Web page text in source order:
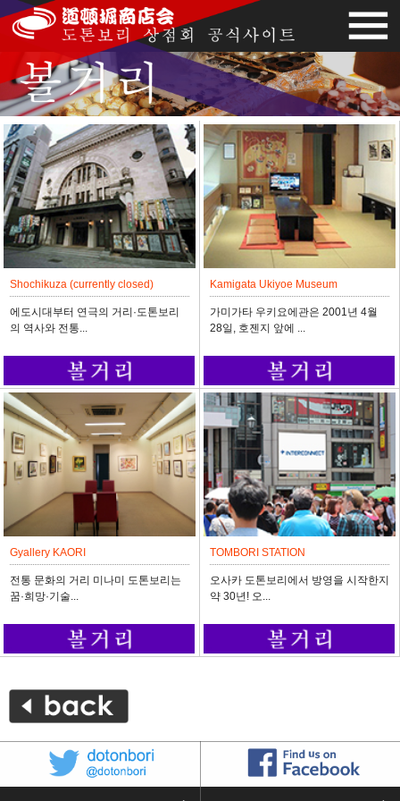
Shochikuza (currently closed)
에도시대부터 연극의 거리·도톤보리
의 역사와 전통...
Kamigata Ukiyoe Museum
가미가타 우키요에관은 2001년 4월
28일, 호젠지 앞에 ...
Gyallery KAORI
전통 문화의 거리 미나미 도톤보리는
꿈·희망·기술...
TOMBORI STATION
오사카 도톤보리에서 방영을 시작한지
약 30년! 오...